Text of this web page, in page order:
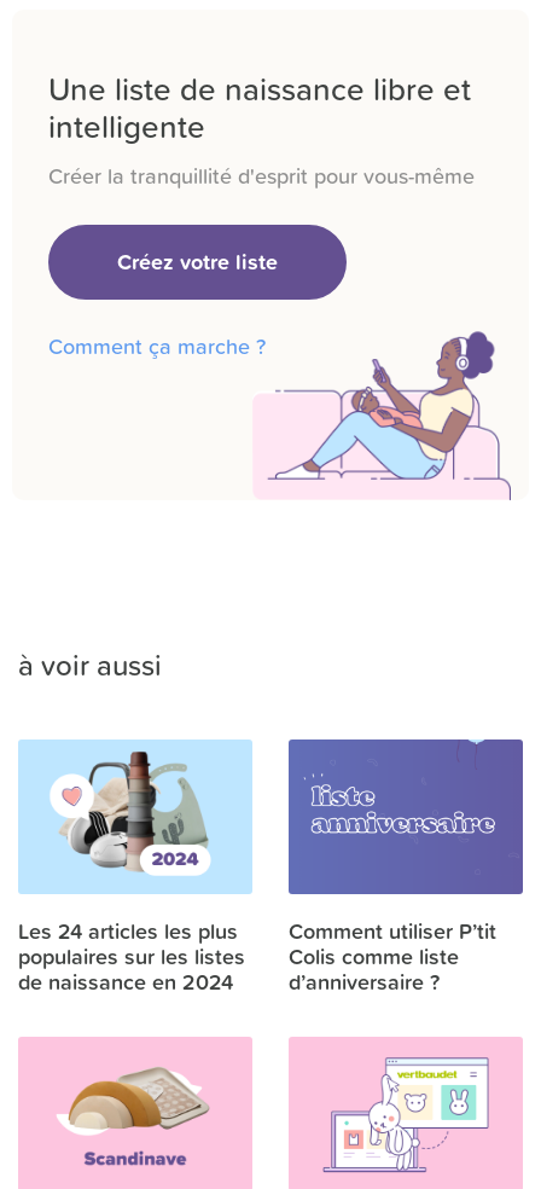
Une liste de naissance libre et
intelligente
Créer la tranquillité d'esprit pour vous-même
Créez votre liste
Comment ça marche ?
à voir aussi
Les 24 articles les plus
populaires sur les listes
de naissance en 2024
Comment utiliser P’tit
Colis comme liste
d’anniversaire ?